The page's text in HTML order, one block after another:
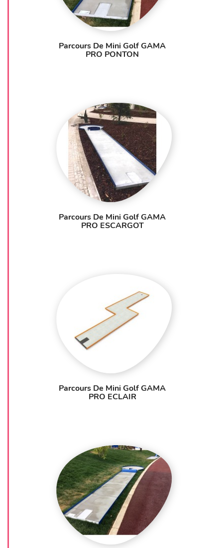
Parcours De Mini Golf GAMA
PRO PONTON
Parcours De Mini Golf GAMA
PRO ESCARGOT
Parcours De Mini Golf GAMA
PRO ECLAIR